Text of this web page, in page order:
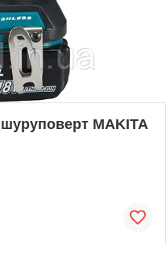
MAKITA